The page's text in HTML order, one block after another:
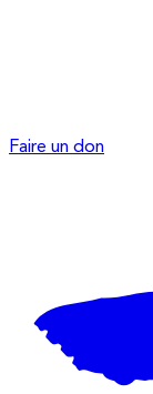
Faire un don